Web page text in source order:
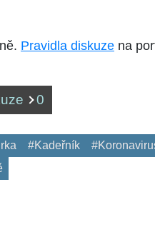
Pravidla diskuze na
0
#Kadeřník